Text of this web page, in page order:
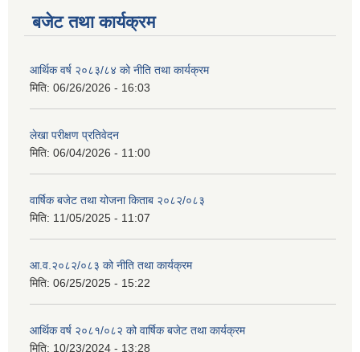
बजेट तथा कार्यक्रम
आर्थिक वर्ष २०८३/८४ को नीति तथा कार्यक्रम
मिति: 06/26/2026 - 16:03
लेखा परीक्षण प्रतिवेदन
मिति: 06/04/2026 - 11:00
वार्षिक बजेट तथा योजना किताब २०८२/०८३
मिति: 11/05/2025 - 11:07
आ.व.२०८२/०८३ को नीति तथा कार्यक्रम
मिति: 06/25/2025 - 15:22
आर्थिक वर्ष २०८१/०८२ को वार्षिक बजेट तथा कार्यक्रम
मिति: 10/23/2024 - 13:28